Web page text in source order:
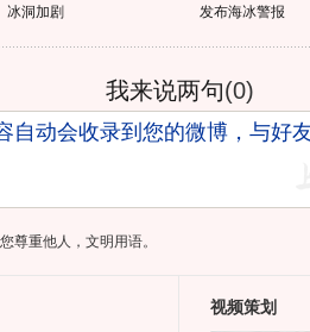
冰洞加剧
发布海冰警报
我来说两句(0)
尊重他人，文明用语。
视频策划